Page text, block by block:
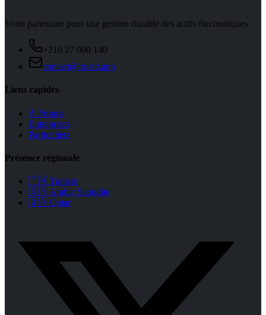
Votre partenaire pour une gestion durable des actifs électroniques
+216 27 000 140
contact@trustit.app
Liens rapides
À Propos
Entreprises
Particuliers
Présence régionale
🇹🇳 Tunisie
🇸🇦 Arabie Saoudite
🇶🇦 Qatar